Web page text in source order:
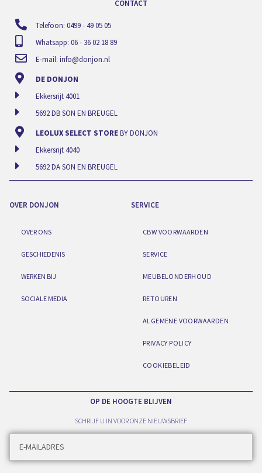
CONTACT
Telefoon: 0499 - 49 05 05
Whatsapp: 06 - 36 02 18 89
E-mail: info@donjon.nl
DE DONJON
Ekkersrijt 4001
5692 DB SON EN BREUGEL
LEOLUX SELECT STOREBY DONJON
Ekkersrijt 4040
5692 DA SON EN BREUGEL
OVER DONJON
OVER ONS
GESCHIEDENIS
WERKEN BIJ
SOCIALE MEDIA
SERVICE
CBW VOORWAARDEN
SERVICE
MEUBELONDERHOUD
RETOUREN
ALGEMENE VOORWAARDEN
PRIVACY POLICY
COOKIEBELEID
OP DE HOOGTE BLIJVEN
SCHRIJF U IN VOOR ONZE NIEUWSBRIEF